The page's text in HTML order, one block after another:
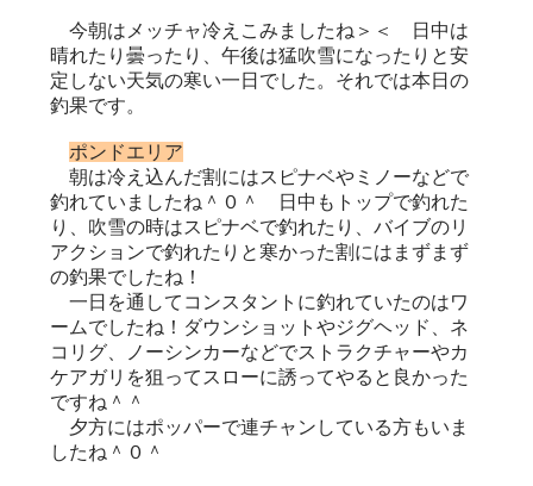
今朝はメッチャ冷えこみましたね＞＜ 日中は
晴れたり曇ったり、午後は猛吹雪になったりと安
定しない天気の寒い一日でした。それでは本日の
釣果です。
ポンドエリア
朝は冷え込んだ割にはスピナベやミノーなどで
釣れていましたね＾０＾ 日中もトップで釣れた
り、吹雪の時はスピナベで釣れたり、バイブのリ
アクションで釣れたりと寒かった割にはまずまず
の釣果でしたね！
一日を通してコンスタントに釣れていたのはワ
ームでしたね！ダウンショットやジグヘッド、ネ
コリグ、ノーシンカーなどでストラクチャーやカ
ケアガリを狙ってスローに誘ってやると良かった
ですね＾＾
夕方にはポッパーで連チャンしている方もいま
したね＾０＾